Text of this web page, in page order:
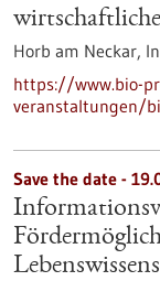
Horb am Neckar,
https://www.bio-
veranstaltungen/
Save the date -